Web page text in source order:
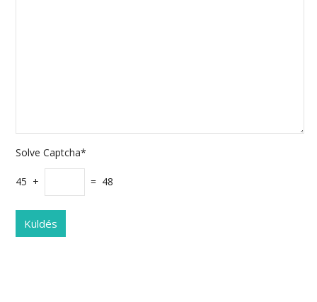
Solve Captcha*
45 + = 48